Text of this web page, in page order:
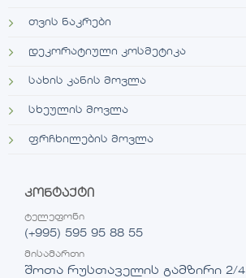
თვის ნაკრები
დეკორატიული კოსმეტიკა
სახის კანის მოვლა
სხეულის მოვლა
ფრჩხილების მოვლა
კონტაქტი
ტელეფონი
(+995) 595 95 88 55
მისამართი
შოთა რუსთაველის გამზირი 2/4